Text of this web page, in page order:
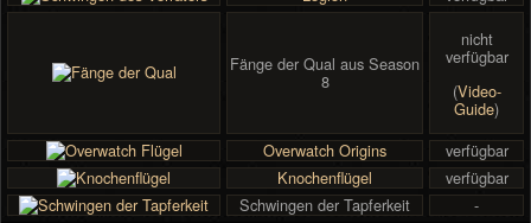
Fänge der Qual aus Season
8
nicht
verfügbar
(Video-
Guide)
Overwatch Origins
verfügbar
Knochenflügel
verfügbar
Schwingen der Tapferkeit
-